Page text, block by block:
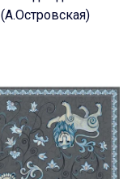
(А.Островская)